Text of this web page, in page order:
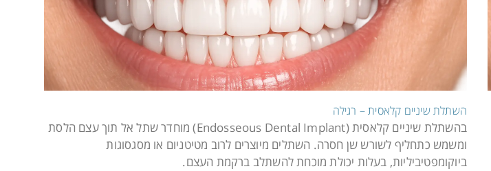
השתלת שיניים קלאסית – רגילה
בהשתלת שיניים קלאסית (Endosseous Dental Implant) מוחדר שתל אל תוך עצם הלסת
ומשמש כתחליף לשורש שן חסרה. השתלים מיוצרים לרוב מטיטניום או מסגסוגות
ביוקומפטיביליות, בעלות יכולת מוכחת להשתלב ברקמת העצם.